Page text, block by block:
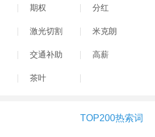
期权 分红
激光切割 米克朗
交通补助 高薪
茶叶
TOP200热索词